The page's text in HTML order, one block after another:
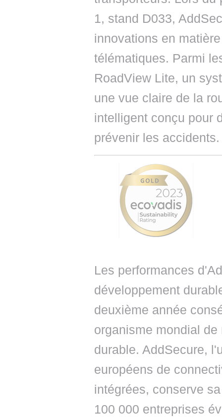
1, stand D033,
innovations en
télématiques. Parmi
RoadView Lite, un
une vue claire de la
intelligent conçu pour
prévenir les accidents.
Les performances
développement
deuxième année
organisme mondial
durable. AddSecure,
européens de
intégrées, conserve
100 000 entreprises